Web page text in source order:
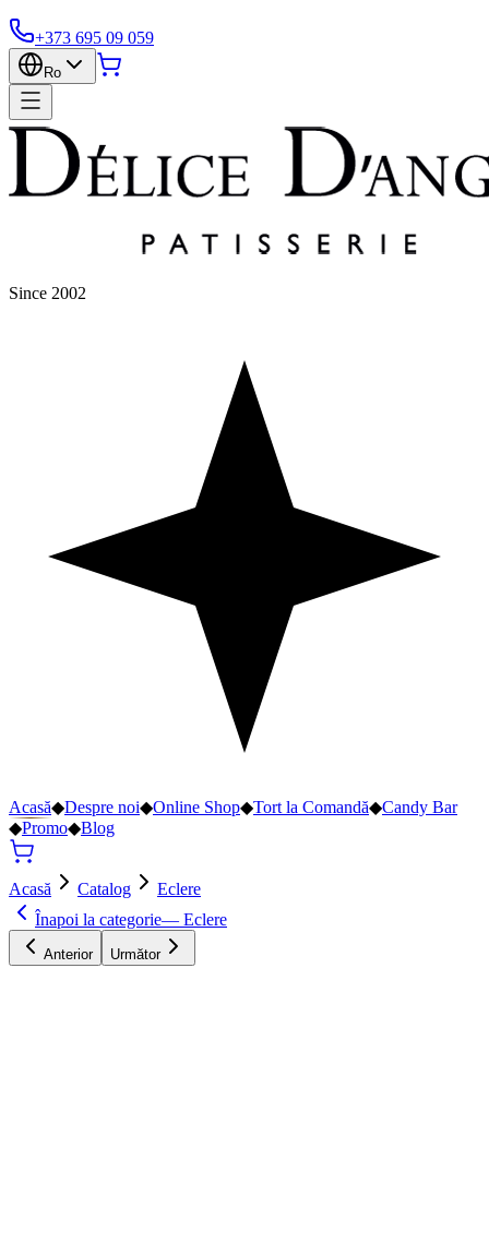
+373 695 09 059
Ro
Since 2002
Acasă◆Despre noi◆Online Shop◆Tort la Comandă◆Candy Bar
◆Promo◆Blog
Acasă Catalog
Eclere
Înapoi la categorie— Eclere
Anterior Următor